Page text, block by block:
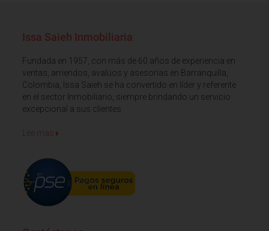
Issa Saieh Inmobiliaria
Fundada en 1957, con más de 60 años de experiencia en
ventas, arriendos, avalúos y asesorías en Barranquilla,
Colombia, Issa Saieh se ha convertido en líder y referente
en el sector Inmobiliario, siempre brindando un servicio
excepcional a sus clientes
Lee mas